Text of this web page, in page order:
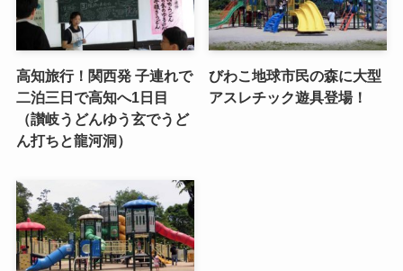
高知旅行！関西発 子連れで
二泊三日で高知へ1日目
（讃岐うどんゆう玄でうど
ん打ちと龍河洞）
びわこ地球市民の森に大型
アスレチック遊具登場！